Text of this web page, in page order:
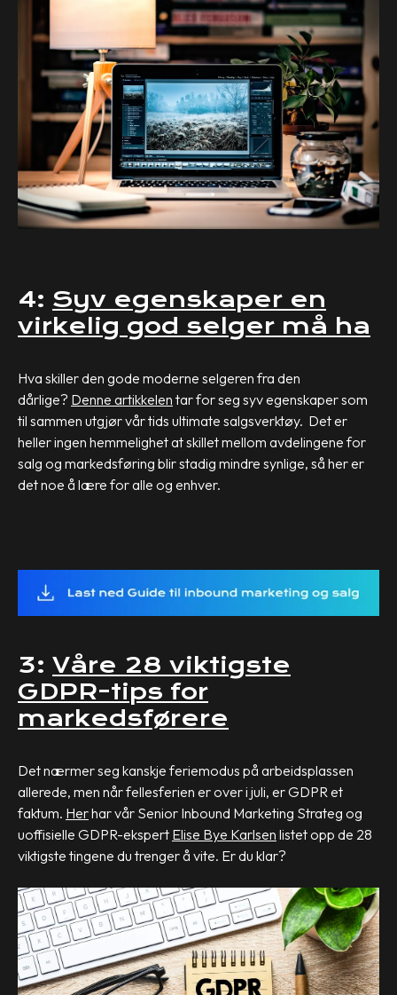
4: Syv egenskaper en
virkelig god selger må ha
Hva skiller den gode moderne selgeren fra den
dårlige? Denne artikkelen tar for seg syv egenskaper som
til sammen utgjør vår tids ultimate salgsverktøy. Det er
heller ingen hemmelighet at skillet mellom avdelingene for
salg og markedsføring blir stadig mindre synlige, så her er
det noe å lære for alle og enhver.
3: Våre 28 viktigste
GDPR-tips for
markedsførere
Det nærmer seg kanskje feriemodus på arbeidsplassen
allerede, men når fellesferien er over i juli, er GDPR et
faktum. Herhar vår Senior Inbound Marketing Strateg og
uoffisielle GDPR-ekspert Elise Bye Karlsen listet opp de 28
viktigste tingene du trenger å vite. Er du klar?